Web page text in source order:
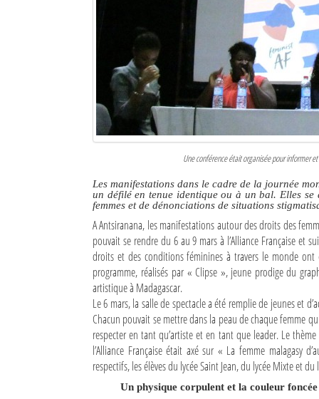
L'actualité du tourisme
Une conférence était organisée pour informer
Les manifestations dans le cadre de la journée
un défilé en tenue identique ou à un bal. Elles se
femmes et de dénonciations de situations
A Antsiranana, les manifestations autour des droits des
pouvait se rendre du 6 au 9 mars à l’Alliance Française et
droits et des conditions féminines à travers le monde
programme, réalisés par « Clipse », jeune prodige du
artistique à Madagascar.
Le 6 mars, la salle de spectacle a été remplie de jeunes et
Chacun pouvait se mettre dans la peau de chaque femme
respecter en tant qu’artiste et en tant que leader. Le
l’Alliance Française était axé sur « La femme malagasy
respectifs, les élèves du lycée Saint Jean, du lycée Mixte et
Un physique corpulent et la couleur